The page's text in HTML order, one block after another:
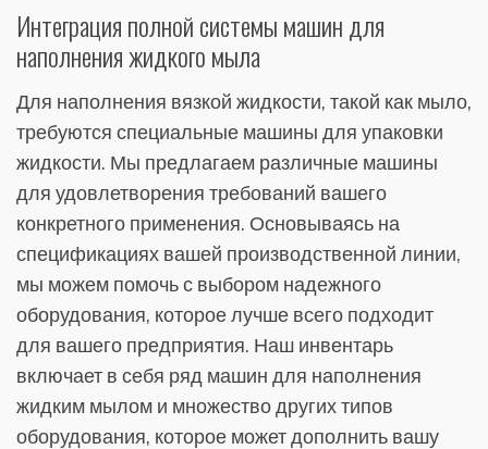
Интеграция полной системы машин для
наполнения жидкого мыла
Для наполнения вязкой жидкости, такой как мыло,
требуются специальные машины для упаковки
жидкости. Мы предлагаем различные машины
для удовлетворения требований вашего
конкретного применения. Основываясь на
спецификациях вашей производственной линии,
мы можем помочь с выбором надежного
оборудования, которое лучше всего подходит
для вашего предприятия. Наш инвентарь
включает в себя ряд машин для наполнения
жидким мылом и множество других типов
оборудования, которое может дополнить вашу